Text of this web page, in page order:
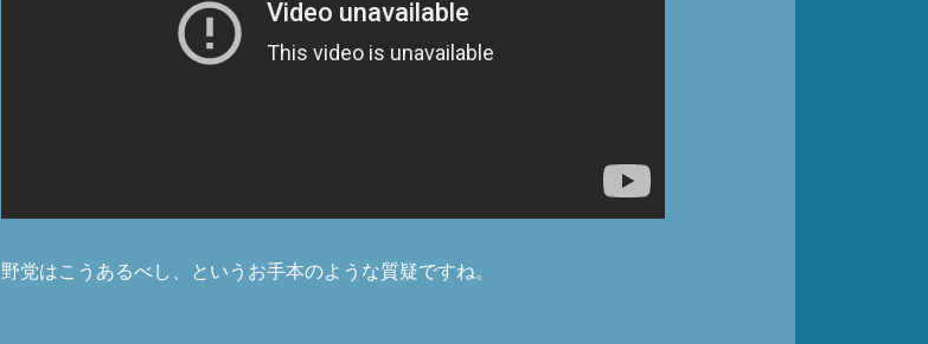
野党はこうあるべし、というお手本のような質疑ですね。